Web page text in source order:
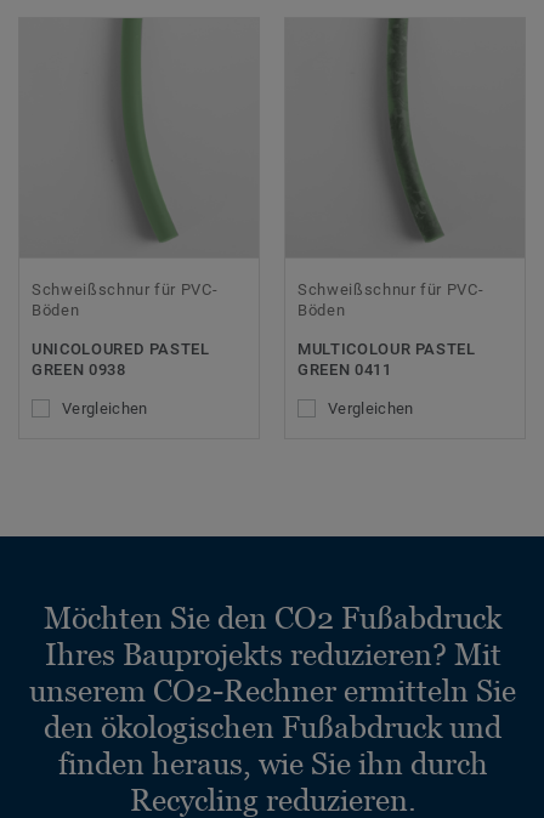
Schweißschnur für PVC-
Böden
UNICOLOURED PASTEL
GREEN 0938
Vergleichen
Schweißschnur für PVC-
Böden
MULTICOLOUR PASTEL
GREEN 0411
Vergleichen
Möchten Sie den CO2 Fußabdruck
Ihres Bauprojekts reduzieren? Mit
unserem CO2-Rechner ermitteln Sie
den ökologischen Fußabdruck und
finden heraus, wie Sie ihn durch
Recycling reduzieren.